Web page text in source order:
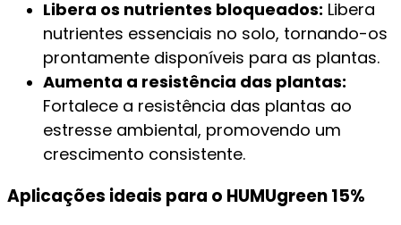
Libera os nutrientes bloqueados: Libera
nutrientes essenciais no solo, tornando-os
prontamente disponíveis para as plantas.
Aumenta a resistência das plantas:
Fortalece a resistência das plantas ao
estresse ambiental, promovendo um
crescimento consistente.
Aplicações ideais para o HUMUgreen 15%